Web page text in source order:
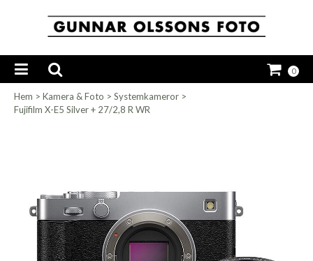
0
Hem > Kamera & Foto > Systemkameror >
Fujifilm X-E5 Silver + 27/2,8 R WR